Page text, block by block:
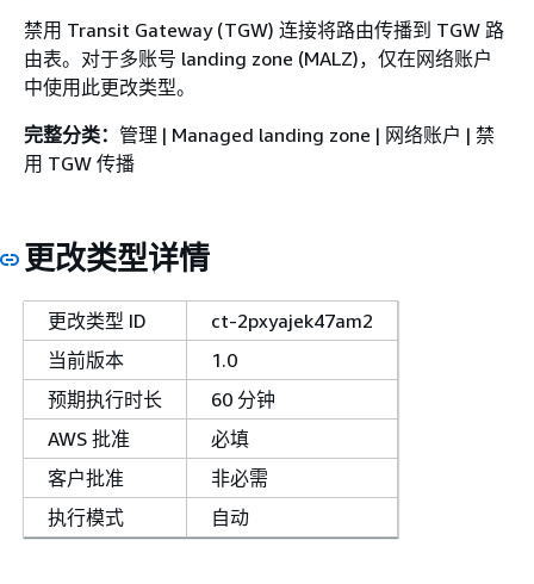
禁用 Transit Gateway (TGW) 连接将路由传播到 TGW 路
由表。对于多账号 landing zone (MALZ)，仅在网络账户
中使用此更改类型。
完整分类： 管理 | Managed landing zone | 网络账户 | 禁
用 TGW 传播
更改类型详情
更改类型 ID
ct-2pxyajek47am2
当前版本
1.0
预期执行时长
60 分钟
AWS 批准
必填
客户批准
非必需
执行模式
自动